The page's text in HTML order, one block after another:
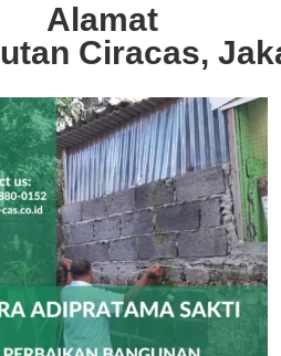
Alamat
Ciracas,